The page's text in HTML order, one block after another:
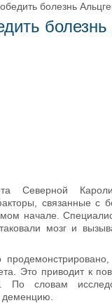
болезнь
Северной
связанные с
начале.
мозг и
Это приводит к
словам
деменцию.